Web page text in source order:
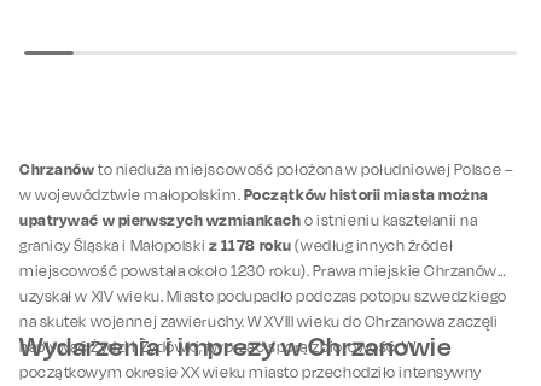
Chrzanówto nieduża miejscowość położona w południowej Polsce –
w województwie małopolskim. Początków historii miasta można
upatrywać w pierwszych wzmiankach o istnieniu kasztelanii na
granicy Śląska i Małopolski z 1178 roku (według innych źródeł
miejscowość powstała około 1230 roku). Prawa miejskie Chrzanów
uzyskał w XIV wieku. Miasto podupadło podczas potopu szwedzkiego
na skutek wojennej zawieruchy. W XVIII wieku do Chrzanowa zaczęli
napływać Żydzi i Żydówki, tworząc sporą zbiorowość. W
początkowym okresie XX wieku miasto przechodziło intensywny
Wydarzenia i imprezy w Chrzanowie